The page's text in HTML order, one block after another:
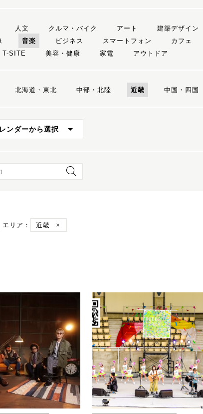
人文 クルマ・バイク アート 建築デザイン
音楽 ビジネス スマートフォン カフェ
T-SITE 美容・健康 家電 アウトドア
北海道・東北 中部・北陸 近畿 中国・四国
ンダーから選択
エリア： 近畿 ×